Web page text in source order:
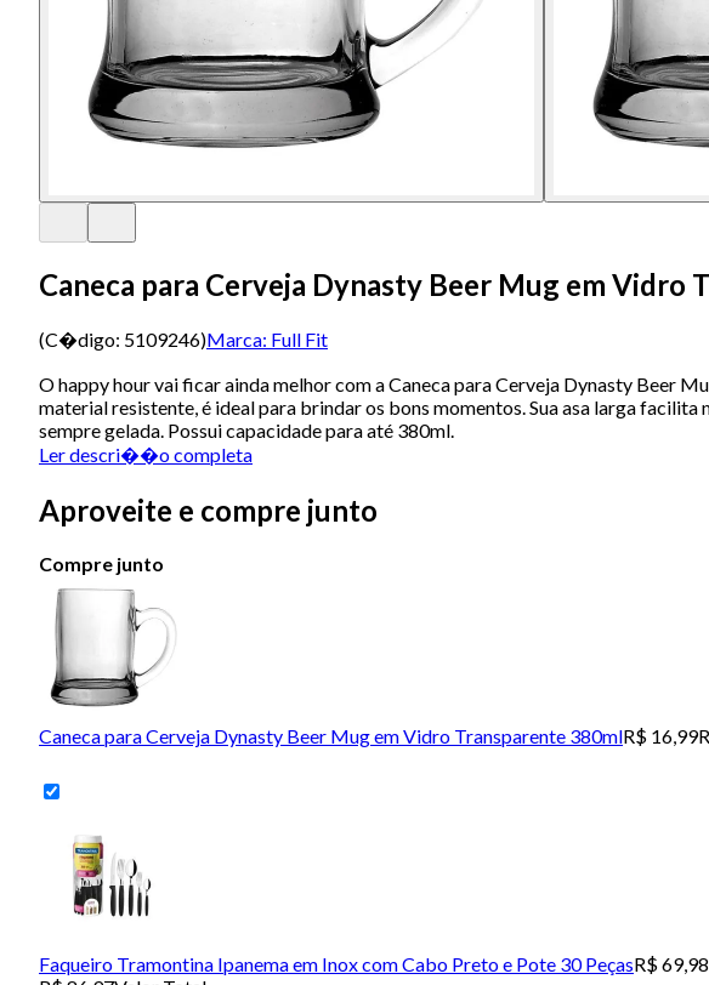
Caneca para Cerveja Dynasty Beer Mug em Vidro
(C�digo: 5109246)Marca: Full Fit
O happy hour vai ficar ainda melhor com a Caneca para Cerveja Dynasty Beer
material resistente, é ideal para brindar os bons momentos. Sua asa larga
sempre gelada. Possui capacidade para até 380ml.
Ler descri��o completa
Aproveite e compre junto
Compre junto
Caneca para Cerveja Dynasty Beer Mug em Vidro Transparente 380mlR$ 16,99
Faqueiro Tramontina Ipanema em Inox com Cabo Preto e Pote 30 PeçasR$ 69,98